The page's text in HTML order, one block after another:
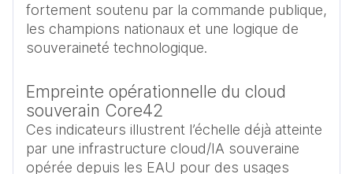
fortement soutenu par la commande publique,
les champions nationaux et une logique de
souveraineté technologique.
Empreinte opérationnelle du cloud
souverain Core42
Ces indicateurs illustrent l’échelle déjà atteinte
par une infrastructure cloud/IA souveraine
opérée depuis les EAU pour des usages